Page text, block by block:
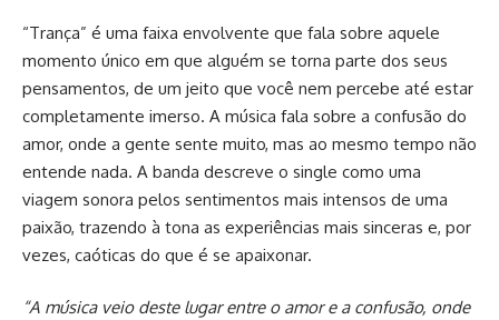
“Trança” é uma faixa envolvente que fala sobre aquele
momento único em que alguém se torna parte dos seus
pensamentos, de um jeito que você nem percebe até estar
completamente imerso. A música fala sobre a confusão do
amor, onde a gente sente muito, mas ao mesmo tempo não
entende nada. A banda descreve o single como uma
viagem sonora pelos sentimentos mais intensos de uma
paixão, trazendo à tona as experiências mais sinceras e, por
vezes, caóticas do que é se apaixonar.
“A música veio deste lugar entre o amor e a confusão, onde